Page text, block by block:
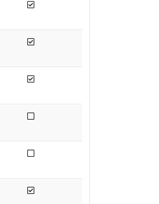
Afgedaan
Afgedaan
Afgedaan
Niet afgedaan
Niet afgedaan
Afgedaan